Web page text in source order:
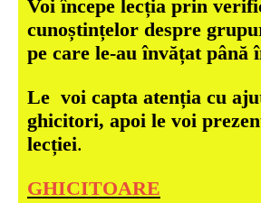
Voi începe lecția prin
cunoștințelor despre
pe care le-au învățat până
Le voi capta atenția cu
ghicitori, apoi le voi
lecției.
GHICITOARE